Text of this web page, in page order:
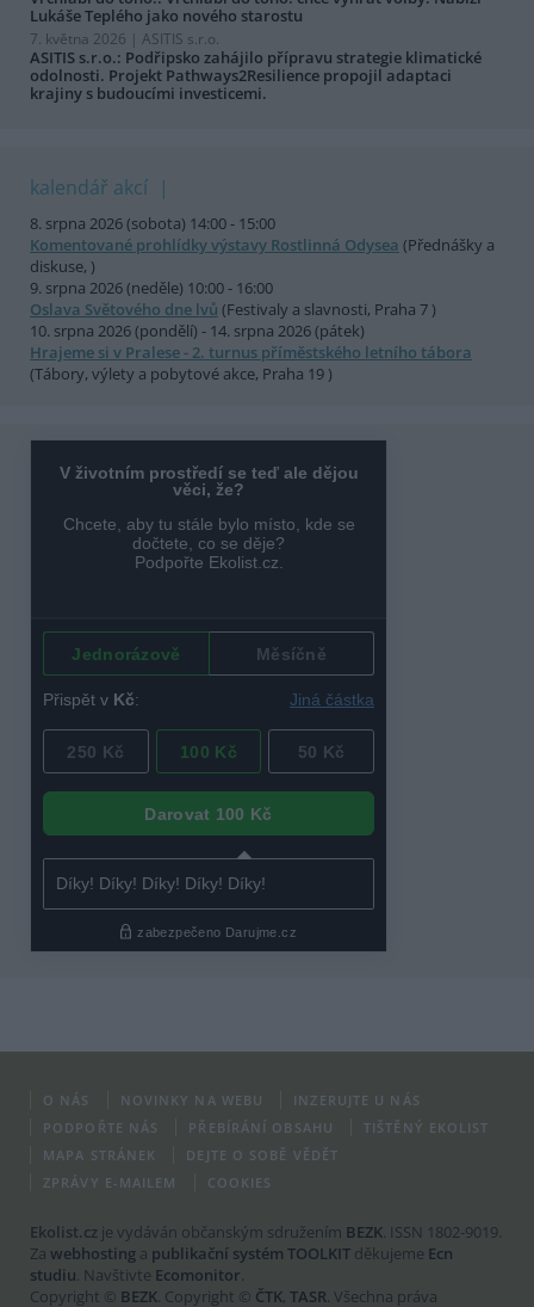
Lukáše Teplého jako nového starostu
7. května 2026 | ASITIS s.r.o.
ASITIS s.r.o.: Podřipsko zahájilo přípravu strategie klimatické
odolnosti. Projekt Pathways2Resilience propojil adaptaci
krajiny s budoucími investicemi.
kalendář akcí
8. srpna 2026 (sobota) 14:00 - 15:00
Komentované prohlídky výstavy Rostlinná Odysea (Přednášky a
diskuse, )
9. srpna 2026 (neděle) 10:00 - 16:00
Oslava Světového dne lvů (Festivaly a slavnosti, Praha 7 )
10. srpna 2026 (pondělí) - 14. srpna 2026 (pátek)
Hrajeme si v Pralese - 2. turnus příměstského letního tábora
(Tábory, výlety a pobytové akce, Praha 19 )
O NÁS NOVINKY NA WEBU
INZERUJTE U NÁS
PODPOŘTE NÁS
PŘEBÍRÁNÍ OBSAHU
TIŠTĚNÝ EKOLIST
MAPA STRÁNEK
DEJTE O SOBĚ VĚDĚT
ZPRÁVY E-MAILEM
COOKIES
Ekolist.cz je vydáván občanským sdružením BEZK. ISSN 1802-9019.
Za webhosting a publikační systém TOOLKIT děkujeme Ecn
studiu. Navštivte Ecomonitor.
Copyright © BEZK. Copyright © ČTK, TASR. Všechna práva